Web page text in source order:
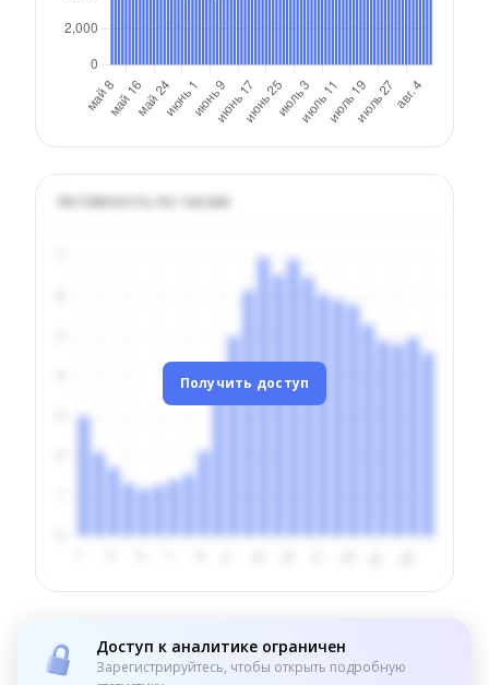
Активность по часам
Получить доступ
Доступ к аналитике ограничен
Зарегистрируйтесь, чтобы открыть подробную